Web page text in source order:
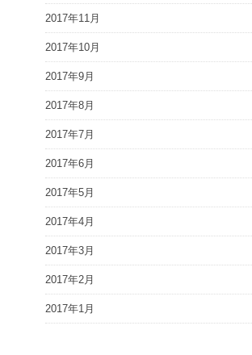
2017年11月
2017年10月
2017年9月
2017年8月
2017年7月
2017年6月
2017年5月
2017年4月
2017年3月
2017年2月
2017年1月